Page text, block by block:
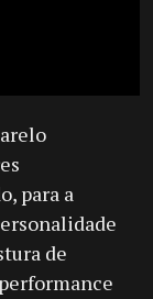
para a
de